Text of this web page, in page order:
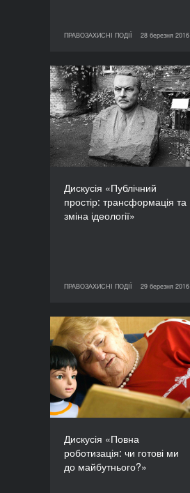
ПРАВОЗАХИСНІ ПОДІЇ 28 березня 2016
ПРАВОЗАХИСНІ ПОДІЇ
28 березня 2016
Дискусія «Публічний
простір: трансформація та
зміна ідеології»
ПРАВОЗАХИСНІ ПОДІЇ 29 березня 2016
Дискусія «Публічний
простір: трансформація
та зміна ідеології»
ТРИВАЛІСТЬ
120’
ПРАВОЗАХИСНІ ПОДІЇ
29 березня 2016
Дискусія «Повна
роботизація: чи готові ми
до майбутнього?»
Дискусія «Повна
роботизація: чи готові
ми до майбутнього?»
ТРИВАЛІСТЬ
90’